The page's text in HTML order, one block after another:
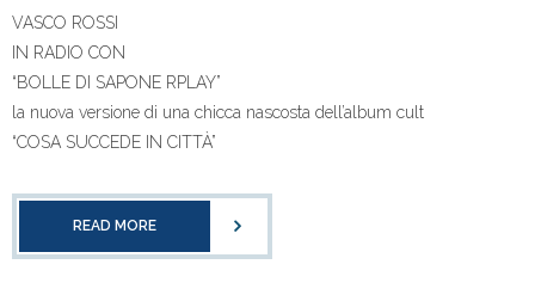
VASCO ROSSI
IN RADIO CON
“BOLLE DI SAPONE RPLAY”
la nuova versione di una chicca nascosta dell’album cult
“COSA SUCCEDE IN CITTÀ”
READ MORE